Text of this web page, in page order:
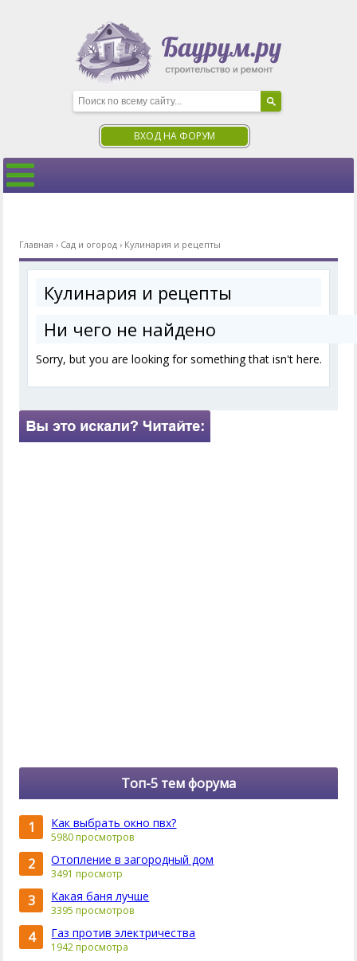
ВХОД НА ФОРУМ
Главная › Сад и огород › Кулинария и рецепты
Кулинария и рецепты
Ни чего не найдено
Sorry, but you are looking for something that isn't here.
Топ-5 тем форума
1 Как выбрать окно пвх?
5980 просмотров
2 Отопление в загородный дом
3491 просмотр
3 Какая баня лучше
3395 просмотров
4 Газ против электричества
1942 просмотра